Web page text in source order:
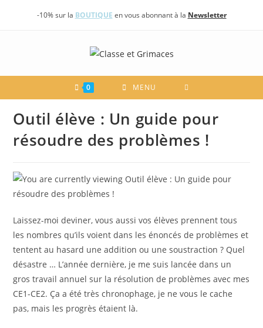
-10% sur la BOUTIQUE en vous abonnant à la Newsletter
0 MENU
Outil élève : Un guide pour
résoudre des problèmes !
Laissez-moi deviner, vous aussi vos élèves prennent tous
les nombres qu’ils voient dans les énoncés de problèmes et
tentent au hasard une addition ou une soustraction ? Quel
désastre … L’année dernière, je me suis lancée dans un
gros travail annuel sur la résolution de problèmes avec mes
CE1-CE2. Ça a été très chronophage, je ne vous le cache
pas, mais les progrès étaient là.